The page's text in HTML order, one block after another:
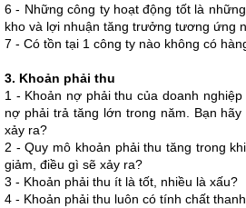
6 - Những công ty hoạt động tốt là
kho và lợi nhuận tăng trưởng tương ứng
7 - Có tồn tại 1 công ty nào không có
3. Khoản phải thu
1 - Khoản nợ phải thu của doanh
nợ phải trả tăng lớn trong năm. Bạn
xảy ra?
2 - Quy mô khoản phải thu tăng trong
giảm, điều gì sẽ xảy ra?
3 - Khoản phải thu ít là tốt, nhiều là xấu?
4 - Khoản phải thu luôn có tính chất